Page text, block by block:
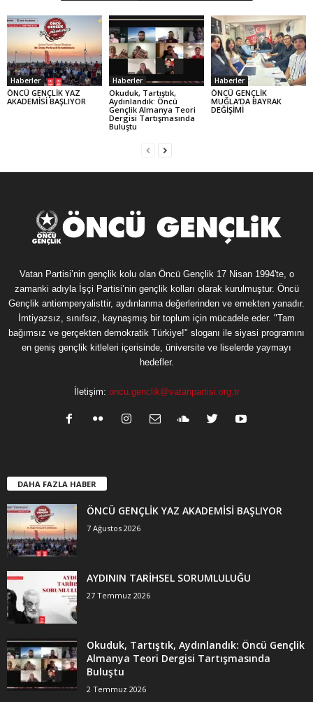
Haberler
ÖNCÜ GENÇLİK YAZ
AKADEMİSİ BAŞLIYOR
Haberler
Okuduk, Tartıştık,
Aydınlandık: Öncü
Gençlik Almanya Teori
Dergisi Tartışmasında
Buluştu
Haberler
ÖNCÜ GENÇLİK
MUĞLA’DA BAYRAK
DEĞİŞİMİ
Vatan Partisi’nin gençlik kolu olan Öncü Gençlik 17 Nisan 1994'te, o
zamanki adıyla İşçi Partisi’nin gençlik kolları olarak kurulmuştur. Öncü
Gençlik antiemperyalisttir, aydınlanma değerlerinden ve emekten yanadır.
İmtiyazsız, sınıfsız, kaynaşmış bir toplum için mücadele eder. "Tam
bağımsız ve gerçekten demokratik Türkiye!" sloganı ile siyasi programını
en geniş gençlik kitleleri içerisinde, üniversite ve liselerde yaymayı
hedefler.
İletişim: oncu.genclik@vatanpartisi.org.tr
DAHA FAZLA HABER
ÖNCÜ GENÇLİK YAZ AKADEMİSİ BAŞLIYOR
7 Ağustos 2026
AYDININ TARİHSEL SORUMLULUĞU
27 Temmuz 2026
Okuduk, Tartıştık, Aydınlandık: Öncü Gençlik
Almanya Teori Dergisi Tartışmasında
Buluştu
2 Temmuz 2026